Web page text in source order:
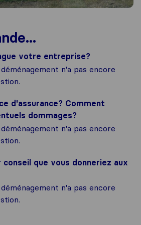
votre entreprise?
n'a pas encore
d'assurance? Comment
dommages?
n'a pas encore
que vous donneriez aux
n'a pas encore